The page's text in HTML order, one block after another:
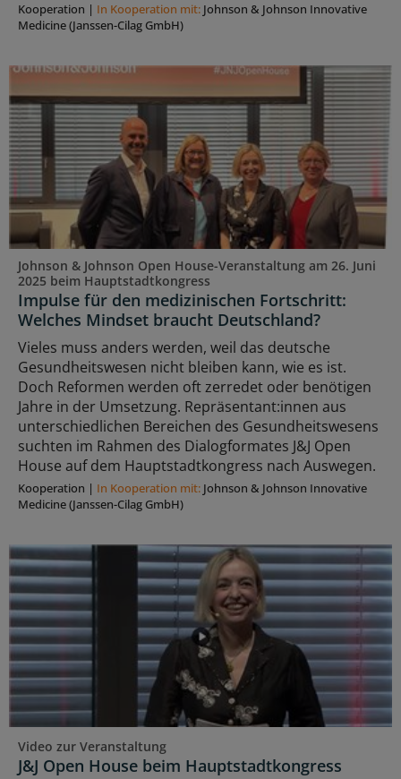
Kooperation | In Kooperation mit: Johnson & Johnson Innovative
Medicine (Janssen-Cilag GmbH)
Johnson & Johnson Open House-Veranstaltung am 26. Juni
2025 beim Hauptstadtkongress
Impulse für den medizinischen Fortschritt:
Welches Mindset braucht Deutschland?
Vieles muss anders werden, weil das deutsche
Gesundheitswesen nicht bleiben kann, wie es ist.
Doch Reformen werden oft zerredet oder benötigen
Jahre in der Umsetzung. Repräsentant:innen aus
unterschiedlichen Bereichen des Gesundheitswesens
suchten im Rahmen des Dialogformates J&J Open
House auf dem Hauptstadtkongress nach Auswegen.
Kooperation | In Kooperation mit: Johnson & Johnson Innovative
Medicine (Janssen-Cilag GmbH)
Video zur Veranstaltung
J&J Open House beim Hauptstadtkongress